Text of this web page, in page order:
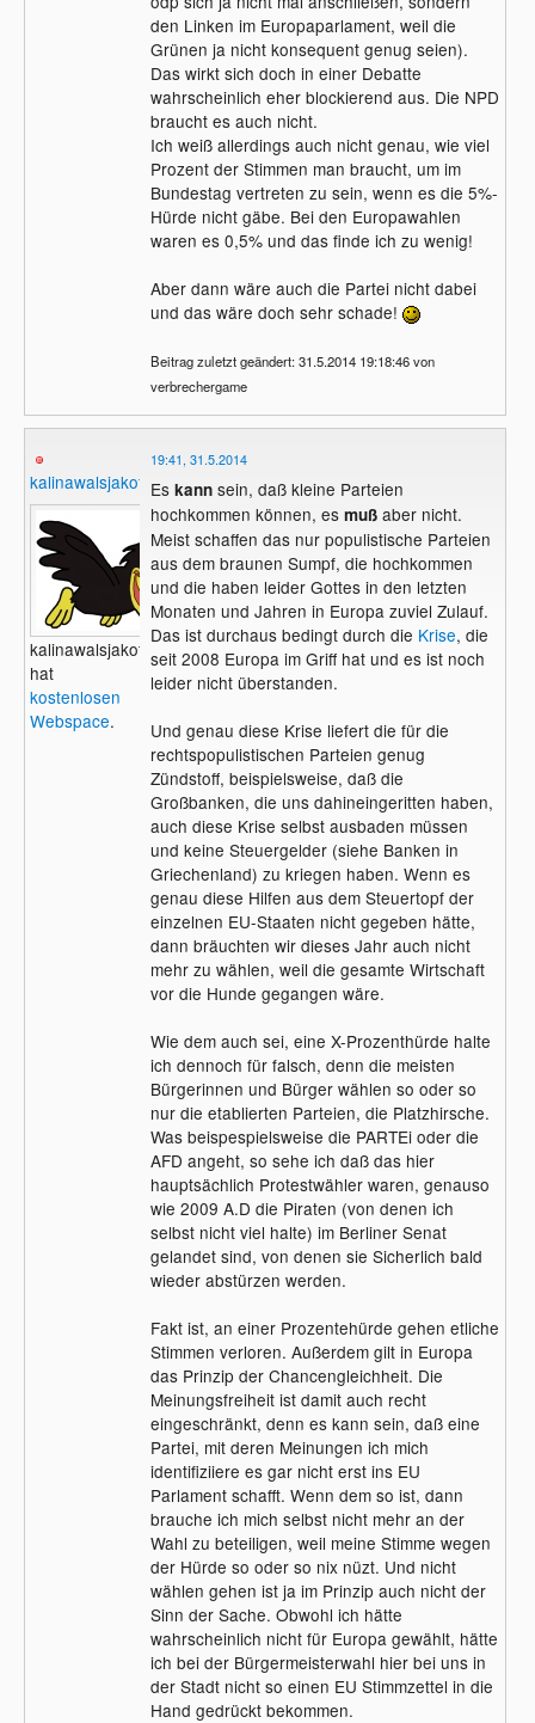
den Linken im Europaparlament, weil die
Grünen ja nicht konsequent genug seien).
Das wirkt sich doch in einer Debatte
wahrscheinlich eher blockierend aus. Die NPD
braucht es auch nicht.
Ich weiß allerdings auch nicht genau, wie viel
Prozent der Stimmen man braucht, um im
Bundestag vertreten zu sein, wenn es die 5%-
Hürde nicht gäbe. Bei den Europawahlen
waren es 0,5% und das finde ich zu wenig!
Aber dann wäre auch die Partei nicht dabei
und das wäre doch sehr schade!
Beitrag zuletzt geändert: 31.5.2014 19:18:46 von
verbrechergame
kalinawalsjakoff
kalinawalsjakoff
hat
kostenlosen
Webspace.
19:41, 31.5.2014
Es kannsein, daß kleine Parteien
hochkommen können, es mußaber nicht.
Meist schaffen das nur populistische Parteien
aus dem braunen Sumpf, die hochkommen
und die haben leider Gottes in den letzten
Monaten und Jahren in Europa zuviel Zulauf.
Das ist durchaus bedingt durch die Krise, die
seit 2008 Europa im Griff hat und es ist noch
leider nicht überstanden.
Und genau diese Krise liefert die für die
rechtspopulistischen Parteien genug
Zündstoff, beispielsweise, daß die
Großbanken, die uns dahineingeritten haben,
auch diese Krise selbst ausbaden müssen
und keine Steuergelder (siehe Banken in
Griechenland) zu kriegen haben. Wenn es
genau diese Hilfen aus dem Steuertopf der
einzelnen EU-Staaten nicht gegeben hätte,
dann bräuchten wir dieses Jahr auch nicht
mehr zu wählen, weil die gesamte Wirtschaft
vor die Hunde gegangen wäre.
Wie dem auch sei, eine X-Prozenthürde halte
ich dennoch für falsch, denn die meisten
Bürgerinnen und Bürger wählen so oder so
nur die etablierten Parteien, die Platzhirsche.
Was beispespielsweise die PARTEi oder die
AFD angeht, so sehe ich daß das hier
hauptsächlich Protestwähler waren, genauso
wie 2009 A.D die Piraten (von denen ich
selbst nicht viel halte) im Berliner Senat
gelandet sind, von denen sie Sicherlich bald
wieder abstürzen werden.
Fakt ist, an einer Prozentehürde gehen etliche
Stimmen verloren. Außerdem gilt in Europa
das Prinzip der Chancengleichheit. Die
Meinungsfreiheit ist damit auch recht
eingeschränkt, denn es kann sein, daß eine
Partei, mit deren Meinungen ich mich
identifiziiere es gar nicht erst ins EU
Parlament schafft. Wenn dem so ist, dann
brauche ich mich selbst nicht mehr an der
Wahl zu beteiligen, weil meine Stimme wegen
der Hürde so oder so nix nüzt. Und nicht
wählen gehen ist ja im Prinzip auch nicht der
Sinn der Sache. Obwohl ich hätte
wahrscheinlich nicht für Europa gewählt, hätte
ich bei der Bürgermeisterwahl hier bei uns in
der Stadt nicht so einen EU Stimmzettel in die
Hand gedrückt bekommen.